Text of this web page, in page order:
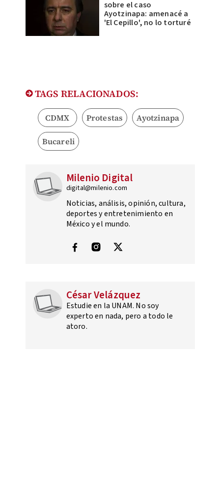
sobre el caso
Ayotzinapa: amenacé a
'El Cepillo', no lo torturé
TAGS RELACIONADOS:
CDMX Protestas Ayotzinapa
Bucareli
Milenio Digital
digital@milenio.com
Noticias, análisis, opinión, cultura,
deportes y entretenimiento en
México y el mundo.
César Velázquez
Estudie en la UNAM. No soy
experto en nada, pero a todo le
atoro.